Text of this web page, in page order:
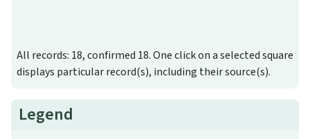
All records: 18, confirmed 18. One click on a selected square
displays particular record(s), including their source(s).
Legend